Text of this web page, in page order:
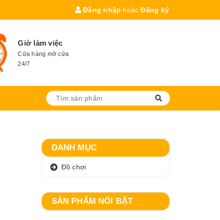
Đăng nhập hoặc Đăng ký
Giờ làm việc
Cửa hàng mở cửa
24/7
DANH MỤC
Đồ chơi
SẢN PHẨM NỔI BẬT